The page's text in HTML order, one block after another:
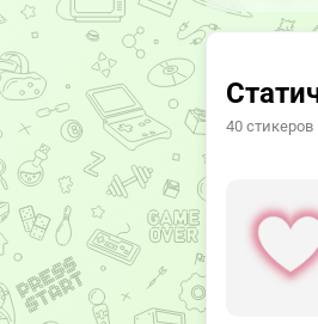
40 стикеров